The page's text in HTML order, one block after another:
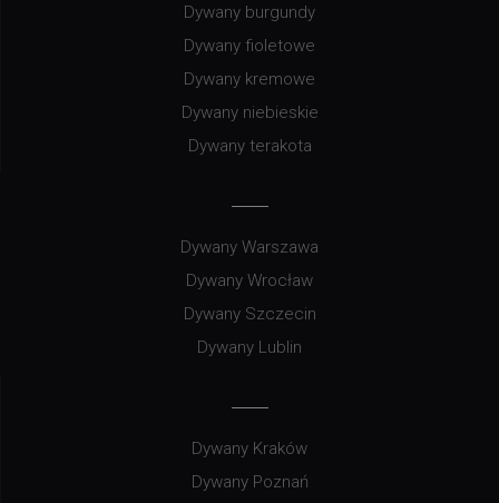
Dywany burgundy
Dywany fioletowe
Dywany kremowe
Dywany niebieskie
Dywany terakota
Dywany Warszawa
Dywany Wrocław
Dywany Szczecin
Dywany Lublin
Dywany Kraków
Dywany Poznań